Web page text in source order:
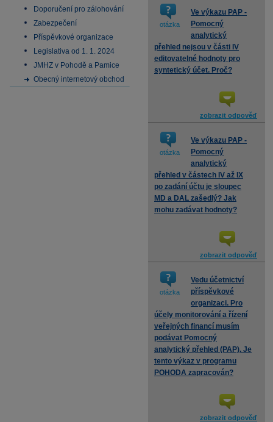
Doporučení pro zálohování
Zabezpečení
Příspěvkové organizace
Legislativa od 1. 1. 2024
JMHZ v Pohodě a Pamice
Obecný internetový obchod
otázka
Ve výkazu PAP -
Pomocný
analytický
přehled nejsou v části IV
editovatelné hodnoty pro
syntetický účet. Proč?
zobrazit odpověď
otázka
Ve výkazu PAP -
Pomocný
analytický
přehled v částech IV až IX
po zadání účtu je sloupec
MD a DAL zašedlý? Jak
mohu zadávat hodnoty?
zobrazit odpověď
otázka
Vedu účetnictví
příspěvkové
organizaci. Pro
účely monitorování a řízení
veřejných financí musím
podávat Pomocný
analytický přehled (PAP). Je
tento výkaz v programu
POHODA zapracován?
zobrazit odpověď